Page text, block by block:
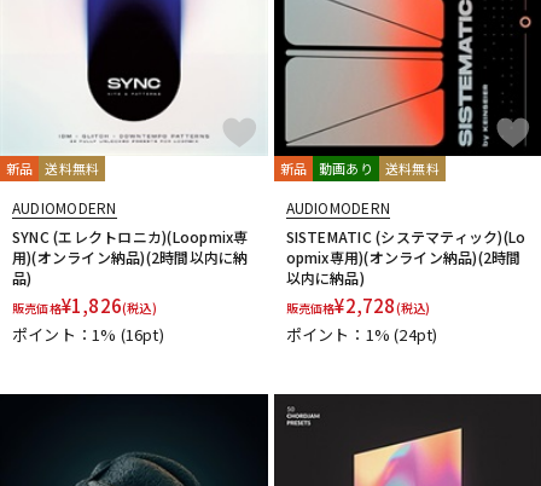
新品 送料無料
AUDIOMODERN
SYNC (エレクトロニカ)(Loopmix専
用)(オンライン納品)(2時間以内に納
品)
販売価格¥1,826(税込)
ポイント：1% (16pt)
新品 動画あり 送料無料
AUDIOMODERN
SISTEMATIC (システマティック)(Lo
opmix専用)(オンライン納品)(2時間
以内に納品)
販売価格¥2,728(税込)
ポイント：1%(24pt)